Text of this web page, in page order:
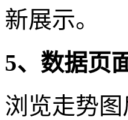
新展示。
5、数据页
浏览走势